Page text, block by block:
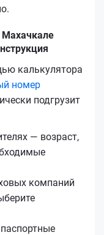
калькулятора
номер
подгрузит
— возраст,
компаний